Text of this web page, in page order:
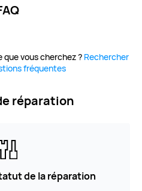
que vous cherchez ? Rechercher
fréquentes
réparation
de la réparation